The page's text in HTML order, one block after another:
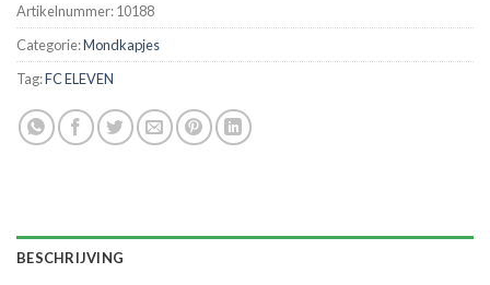
Artikelnummer:10188
Categorie:Mondkapjes
Tag:FC ELEVEN
BESCHRIJVING